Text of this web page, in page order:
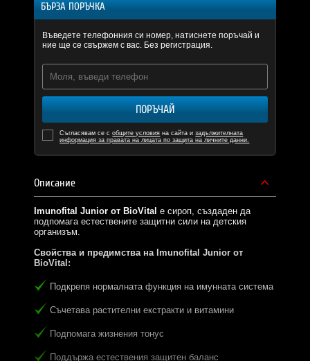
БЪРЗА ПОРЪЧКА
Въведете телефонния си номер, натиснете поръчай и
ние ще се свържем с вас. Без регистрация.
ПОРЪЧАЙ
Съгласявам се собщите условия на сайта изадължителната
информация за правата на лицата по защита на личните данни.
Описание
Imunofital Junior от BioVital е сироп, създаден да
подпомага естествените защитни сили на детския
организъм.
Свойства и предимства на Imunofital Junior от
BioVital:
Подкрепя нормалната функция на имунната система
Съчетава растителни екстракти и витамини
Подпомага жизнения тонус
Поддържа естествения защитен баланс